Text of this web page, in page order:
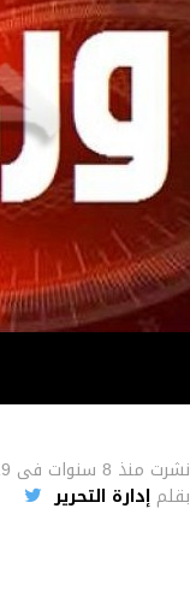
نشرت منذ 8 سنوات فى
بقلم إدارة التحرير